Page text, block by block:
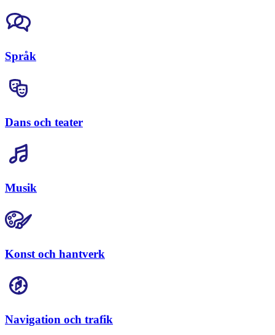
Språk
Dans och teater
Musik
Konst och hantverk
Navigation och trafik